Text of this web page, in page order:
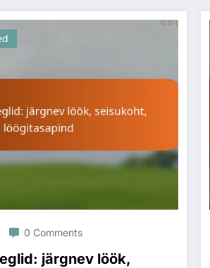
0 Comments
järgnev löök,